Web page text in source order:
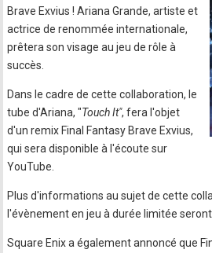
Brave Exvius ! Ariana Grande, artiste et
actrice de renommée internationale,
prêtera son visage au jeu de rôle à
succès.
Dans le cadre de cette collaboration, le
tube d'Ariana, "Touch It", fera l'objet
d'un remix Final Fantasy Brave Exvius,
qui sera disponible à l'écoute sur
YouTube.
Plus d'informations au sujet de cette
l'évènement en jeu à durée limitée
Square Enix a également annoncé que